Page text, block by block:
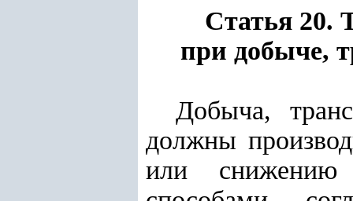
Статья 20.
при добыче,
Добыча,
должны
или снижению